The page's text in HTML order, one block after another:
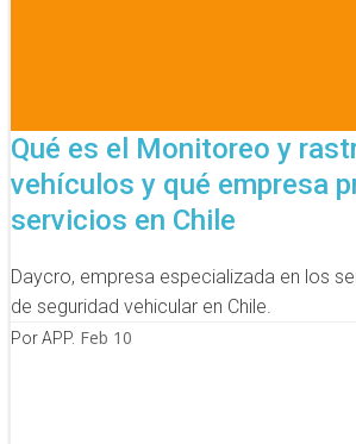
Qué es el Monitoreo y
vehículos y qué empresa
servicios en Chile
Daycro, empresa especializada en los
de seguridad vehicular en Chile.
Por APP. Feb 10